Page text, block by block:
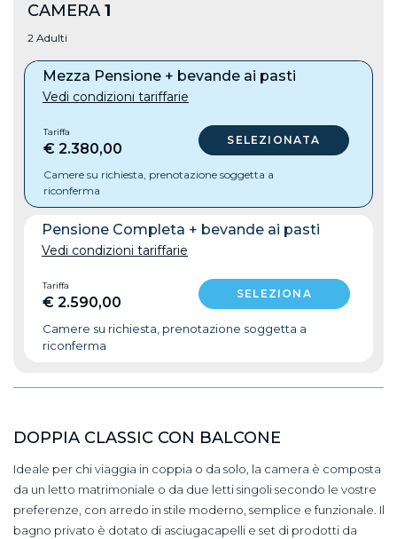
CAMERA 1
2 Adulti
Mezza Pensione + bevande ai pasti
Vedi condizioni tariffarie
Tariffa
€ 2.380,00
Camere su richiesta, prenotazione soggetta a
riconferma
Pensione Completa + bevande ai pasti
Vedi condizioni tariffarie
Tariffa
€ 2.590,00
Camere su richiesta, prenotazione soggetta a
riconferma
DOPPIA CLASSIC CON BALCONE
Ideale per chi viaggia in coppia o da solo, la camera è composta
da un letto matrimoniale o da due letti singoli secondo le vostre
preferenze, con arredo in stile moderno, semplice e funzionale. Il
bagno privato è dotato di asciugacapelli e set di prodotti da